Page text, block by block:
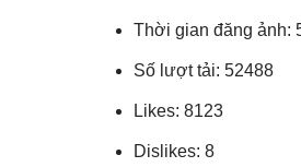
Thời gian đăng ảnh:
Số lượt tải: 52488
Likes: 8123
Dislikes: 8